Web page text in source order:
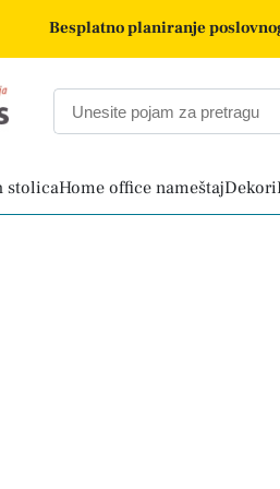
Besplatno planiranje
stolicaHome office nameštajDekori